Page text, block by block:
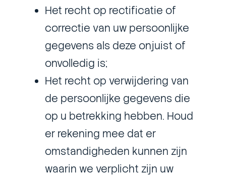
Het recht op rectificatie of
correctie van uw persoonlijke
gegevens als deze onjuist of
onvolledig is;
Het recht op verwijdering van
de persoonlijke gegevens die
op u betrekking hebben. Houd
er rekening mee dat er
omstandigheden kunnen zijn
waarin we verplicht zijn uw